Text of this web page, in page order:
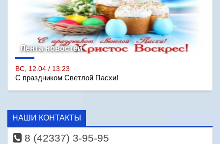
Лента новостей
ВС, 12.04 / 13:23
С праздником Светлой Пасхи!
НАШИ КОНТАКТЫ
8 (42337) 3-95-95